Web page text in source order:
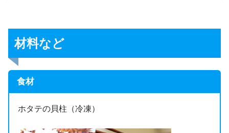
材料など
食材
ホタテの貝柱（冷凍）